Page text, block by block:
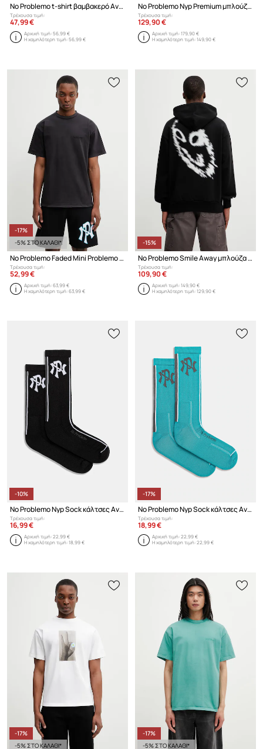
No Problemo t-shirt βαμβακερό Ανδρικό
Τρέχουσα τιμή:
47,99 €
Αρχική τιμή:56,99 €
Η χαμηλότερη τιμή:56,99 €
No Problemo Nyp Premium μπλούζα με κουκούλα και κουμπιά με βαμβάκι ανδρική
Τρέχουσα τιμή:
129,90 €
Αρχική τιμή:179,90 €
Η χαμηλότερη τιμή:149,90 €
-17%
-5% ΣΤΟ ΚΑΛΑΘΙ*
No Problemo Faded Mini Problemo t-shirt ανδρικό βαμβακερό
Τρέχουσα τιμή:
52,99 €
Αρχική τιμή:63,99 €
Η χαμηλότερη τιμή:63,99 €
-15%
No Problemo Smile Away μπλούζα με κουκούλα βαμβακερή ανδρική
Τρέχουσα τιμή:
109,90 €
Αρχική τιμή:149,90 €
Η χαμηλότερη τιμή:129,90 €
-10%
No Problemo Nyp Sock κάλτσες Ανδρικές
Τρέχουσα τιμή:
16,99 €
Αρχική τιμή:22,99 €
Η χαμηλότερη τιμή:18,99 €
-17%
No Problemo Nyp Sock κάλτσες Ανδρικές
Τρέχουσα τιμή:
18,99 €
Αρχική τιμή:22,99 €
Η χαμηλότερη τιμή:22,99 €
-17%
-5% ΣΤΟ ΚΑΛΑΘΙ*
-17%
-5% ΣΤΟ ΚΑΛΑΘΙ*